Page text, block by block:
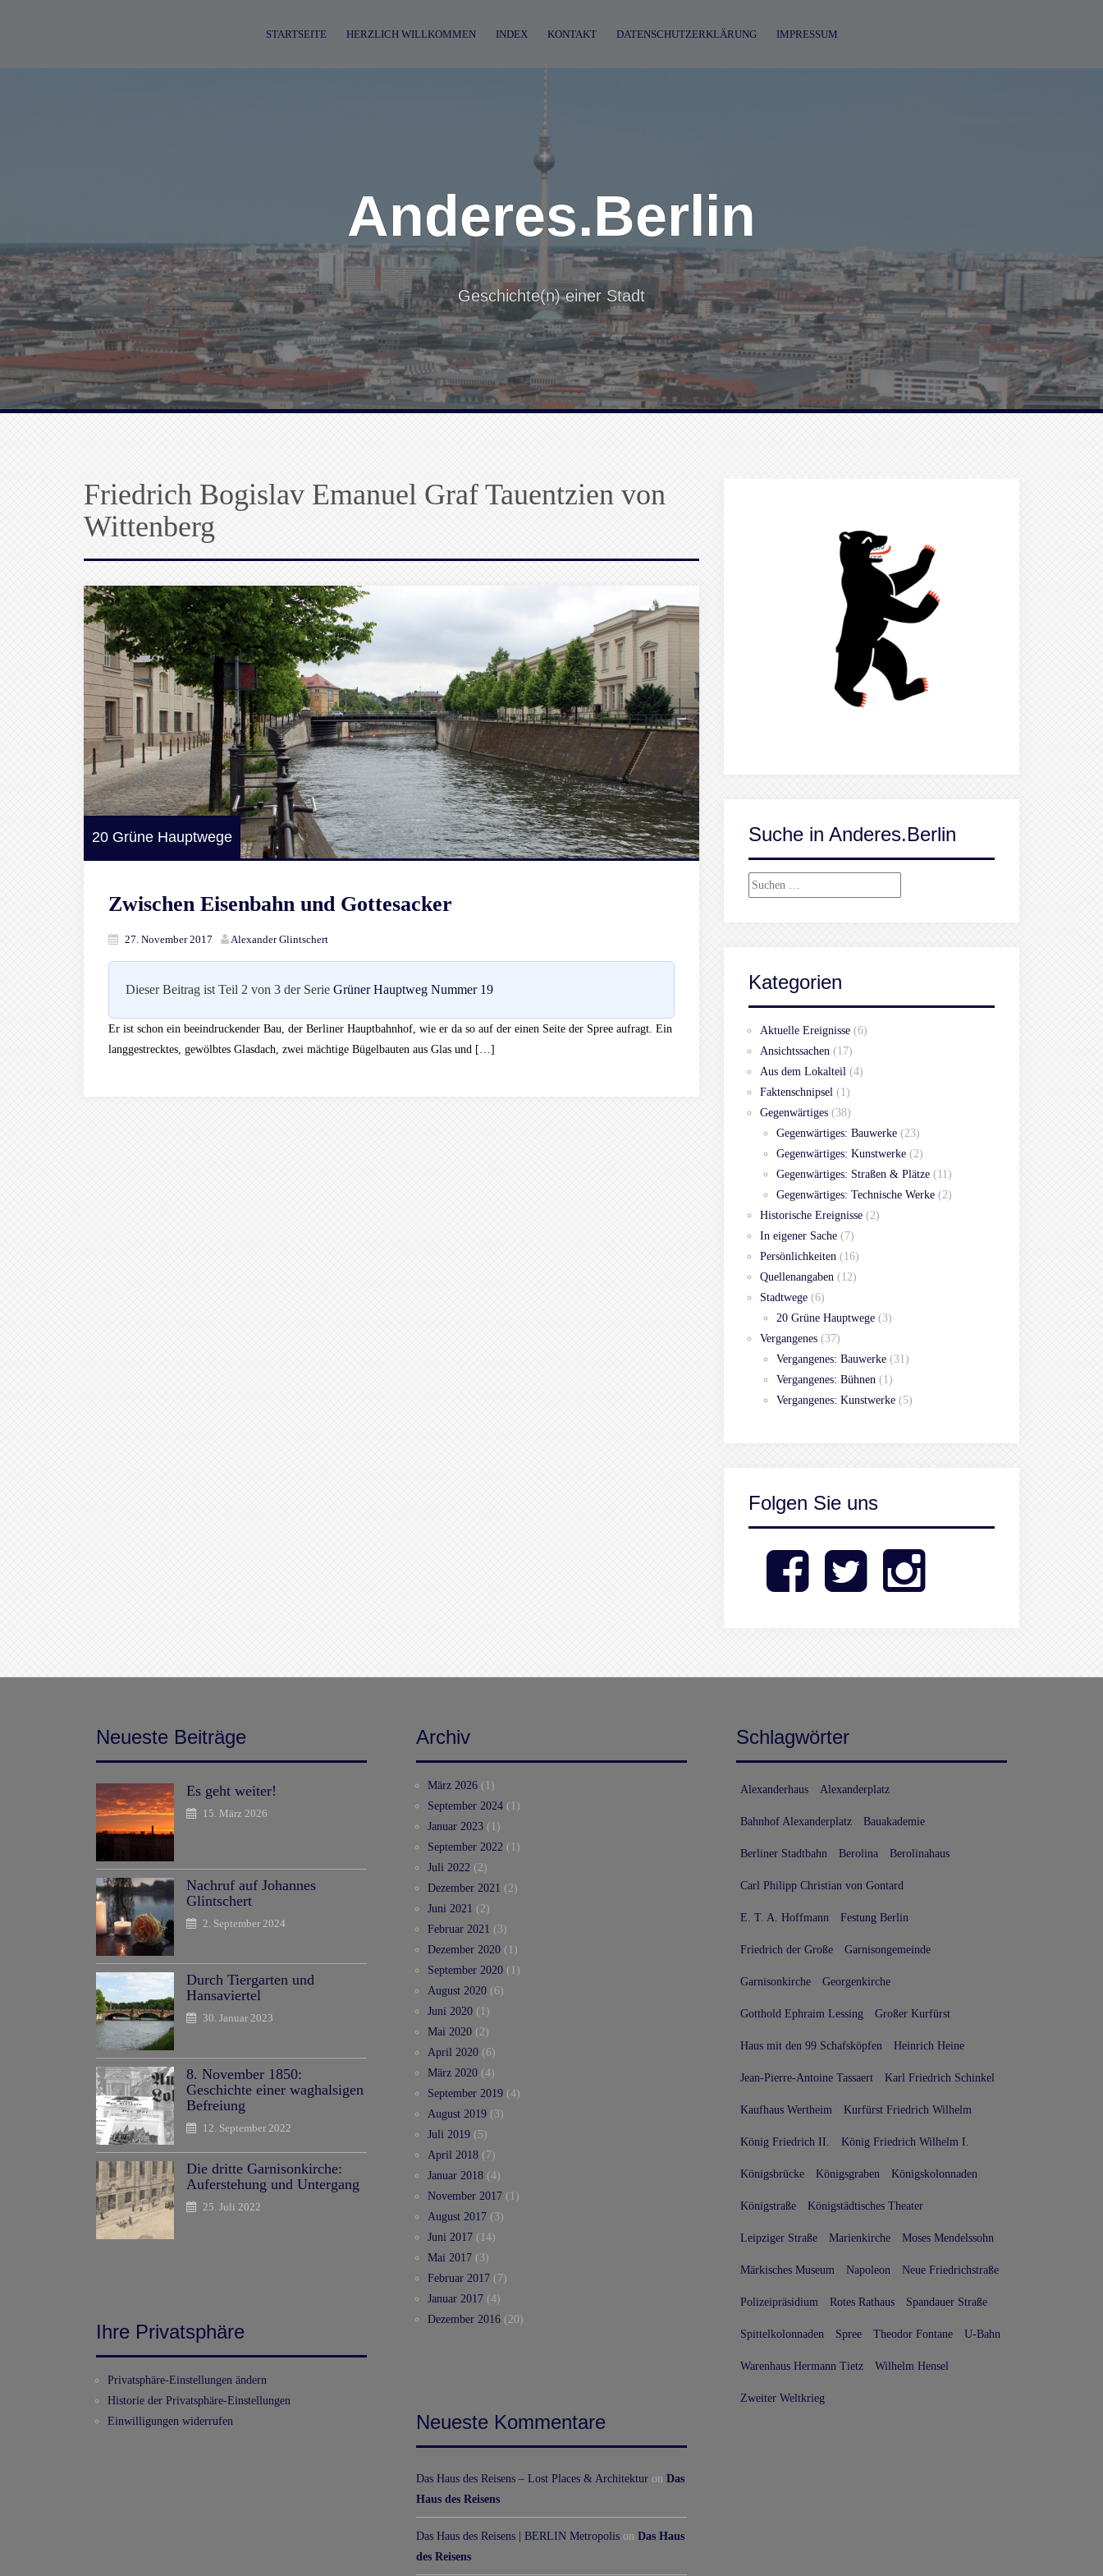
STARTSEITE HERZLICH WILLKOMMEN INDEX KONTAKT DATENSCHUTZERKLÄRUNG IMPRESSUM
Anderes.Berlin
Geschichte(n) einer Stadt
Friedrich Bogislav Emanuel Graf Tauentzien von
Wittenberg
20 Grüne Hauptwege
Zwischen Eisenbahn und Gottesacker
27. November 2017 Alexander Glintschert
Dieser Beitrag ist Teil 2 von 3 der Serie Grüner Hauptweg Nummer 19
Er ist schon ein beeindruckender Bau, der Berliner Hauptbahnhof, wie er da so auf der einen Seite der Spree aufragt. Ein
langgestrecktes, gewölbtes Glasdach, zwei mächtige Bügelbauten aus Glas und […]
Suche in Anderes.Berlin
Suchen
Kategorien
Aktuelle Ereignisse (6)
Ansichtssachen (17)
Aus dem Lokalteil (4)
Faktenschnipsel (1)
Gegenwärtiges (38)
Gegenwärtiges: Bauwerke (23)
Gegenwärtiges: Kunstwerke (2)
Gegenwärtiges: Straßen & Plätze (11)
Gegenwärtiges: Technische Werke (2)
Historische Ereignisse (2)
In eigener Sache (7)
Persönlichkeiten (16)
Quellenangaben (12)
Stadtwege (6)
20 Grüne Hauptwege (3)
Vergangenes (37)
Vergangenes: Bauwerke (31)
Vergangenes: Bühnen (1)
Vergangenes: Kunstwerke (5)
Folgen Sie uns
Facebook Twitter Instagram
Neueste Beiträge
Es geht weiter!
15. März 2026
Nachruf auf Johannes
Glintschert
2. September 2024
Durch Tiergarten und
Hansaviertel
30. Januar 2023
8. November 1850:
Geschichte einer waghalsigen
Befreiung
12. September 2022
Die dritte Garnisonkirche:
Auferstehung und Untergang
25. Juli 2022
Ihre Privatsphäre
Privatsphäre-Einstellungen ändern
Historie der Privatsphäre-Einstellungen
Einwilligungen widerrufen
Archiv
März 2026 (1)
September 2024 (1)
Januar 2023 (1)
September 2022 (1)
Juli 2022 (2)
Dezember 2021 (2)
Juni 2021 (2)
Februar 2021 (3)
Dezember 2020 (1)
September 2020 (1)
August 2020 (6)
Juni 2020 (1)
Mai 2020 (2)
April 2020 (6)
März 2020 (4)
September 2019 (4)
August 2019 (3)
Juli 2019 (5)
April 2018 (7)
Januar 2018 (4)
November 2017 (1)
August 2017 (3)
Juni 2017 (14)
Mai 2017 (3)
Februar 2017 (7)
Januar 2017 (4)
Dezember 2016 (20)
Neueste Kommentare
Das Haus des Reisens – Lost Places & Architektur on Das
Haus des Reisens
Das Haus des Reisens | BERLIN Metropolis on Das Haus
des Reisens
Schlagwörter
Alexanderhaus Alexanderplatz
Bahnhof Alexanderplatz Bauakademie
Berliner Stadtbahn Berolina Berolinahaus
Carl Philipp Christian von Gontard
E. T. A. Hoffmann Festung Berlin
Friedrich der Große Garnisongemeinde
Garnisonkirche Georgenkirche
Gotthold Ephraim Lessing Großer Kurfürst
Haus mit den 99 Schafsköpfen Heinrich Heine
Jean-Pierre-Antoine Tassaert Karl Friedrich Schinkel
Kaufhaus Wertheim Kurfürst Friedrich Wilhelm
König Friedrich II. König Friedrich Wilhelm I.
Königsbrücke Königsgraben Königskolonnaden
Königstraße Königstädtisches Theater
Leipziger Straße Marienkirche Moses Mendelssohn
Märkisches Museum Napoleon Neue Friedrichstraße
Polizeipräsidium Rotes Rathaus Spandauer Straße
Spittelkolonnaden Spree Theodor Fontane U-Bahn
Warenhaus Hermann Tietz Wilhelm Hensel
Zweiter Weltkrieg